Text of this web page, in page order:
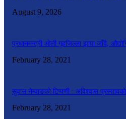
August 9, 2026
प्रधानमन्त्री ओली गृहजिल्ला झापा जाँदै,
February 28, 2021
सुवास नेम्वाङको टिप्पणी : अविश्वास
February 28, 2021